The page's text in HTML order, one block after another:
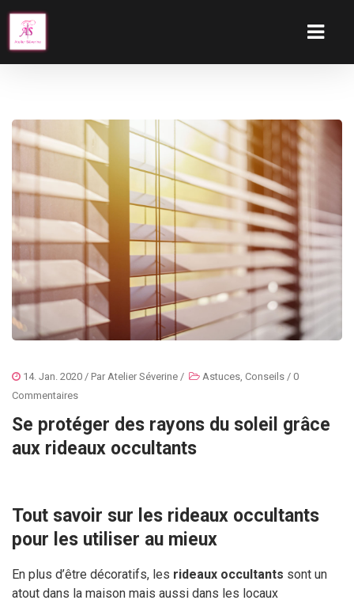
14. Jan. 2020 / Par Atelier Séverine / Astuces Conseils / 0
Commentaires
Se protéger des rayons du soleil grâce
aux rideaux occultants
Tout savoir sur les rideaux occultants
pour les utiliser au mieux
En plus d’être décoratifs, les rideaux occultants sont un
atout dans la maison mais aussi dans les locaux